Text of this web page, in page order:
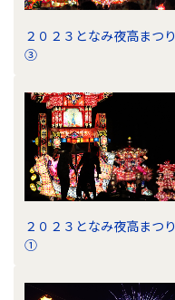
２０２３となみ夜高まつり
③
２０２３となみ夜高まつり
①